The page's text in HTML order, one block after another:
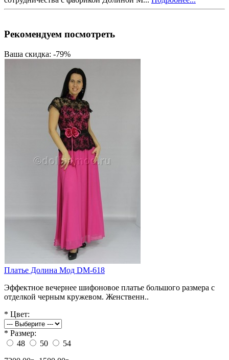
Рекомендуем посмотреть
Ваша скидка: -79%
Платье Долина Мод DM-618
Эффектное вечернее шифоновое платье большого размера с
отделкой черным кружевом. Женственн..
* Цвет:
* Размер:
48
50
54